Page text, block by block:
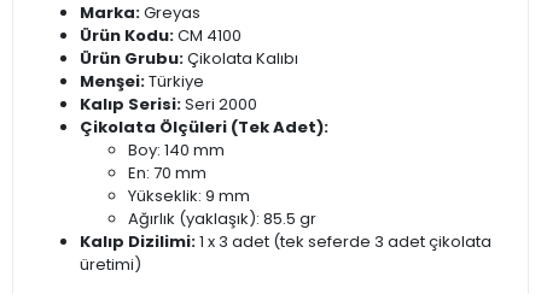
Marka:Greyas
Ürün Kodu:CM 4100
Ürün Grubu:Çikolata Kalıbı
Menşei:Türkiye
Kalıp Serisi:Seri 2000
Çikolata Ölçüleri (Tek Adet):
Boy: 140 mm
En: 70 mm
Yükseklik: 9 mm
Ağırlık (yaklaşık): 85.5 gr
Kalıp Dizilimi:1 x 3 adet (tek seferde 3 adet çikolata
üretimi)